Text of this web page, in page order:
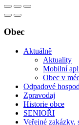
Obec
Aktuálně
Aktuality
Mobilní
Obec v
Odpadové
Zpravodaj
Historie obce
SENIOŘI
Veřejné zakázky,